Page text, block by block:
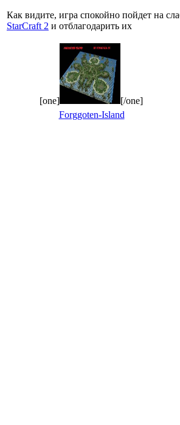
Как видите, игра спокойно пойдет на
StarCraft 2 и отблагодарить их
[one]
[/one]
Forggoten-Island